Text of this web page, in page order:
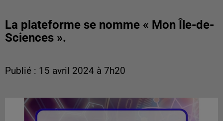
La plateforme se nomme « Mon Île-de-
Sciences ».
Publié : 15 avril 2024 à 7h20